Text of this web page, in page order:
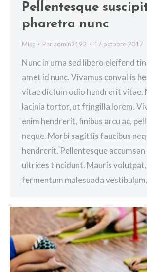
Pellentesque
pharetra nunc
Misc Par admin2192 17 octobre 2017
Nunc in urna sed libero eleifend
amet id nunc. Vivamus convallis
vitae dictum odio hendrerit vitae.
lacinia tortor, ut fringilla lorem.
enim hendrerit, finibus arcu ac,
neque. Morbi sagittis faucibus
hendrerit. Pellentesque
ultrices tincidunt. Mauris
fermentum malesuada